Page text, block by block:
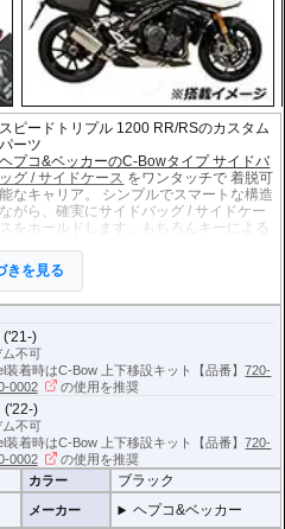
スピードトリプル 1200 RR/RSのカスタム
パーツ
ヘプコ&ベッカーのC-Bowタイプ サイドバ
ッグ / サイドケース をワンタッチで 着脱可
能なキャリア。 シンプルでスマートな構造
ながら、確実にサイドバッグ / サイドケー
スをホールドします。もちろんキーによる
計品。高耐久パウダー塗装仕上げ。
自重を除く)
らお求め下さい。
は後方、30mm 上方または下方に移設す
。
きを見る
('21-)
不可
着時はC-Bow 上下移設キット【品番】720-
0002 の使用を推奨
('22-)
不可
着時はC-Bow 上下移設キット【品番】720-
0002
の使用を推奨
カラー ブラック
メーカー ヘプコ&ベッカー